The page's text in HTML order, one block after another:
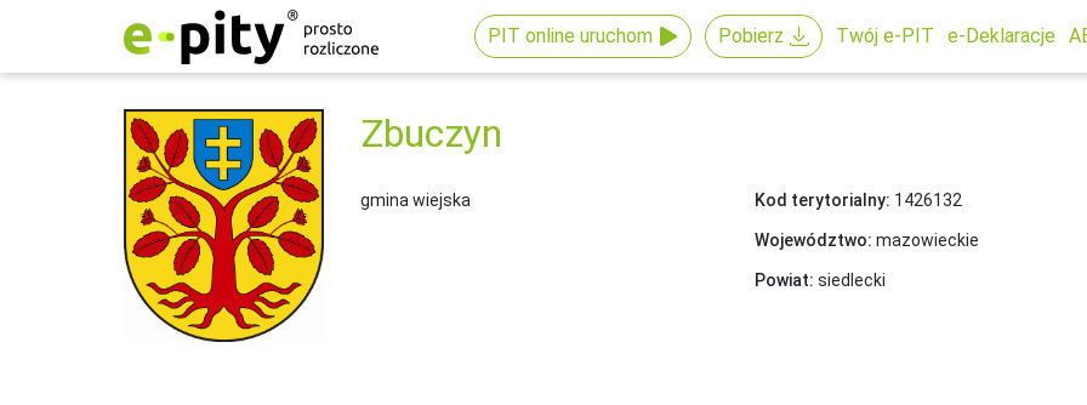
PIT online uruchom Pobierz Twój e-PIT e-Deklaracje
Zbuczyn
gmina wiejska Kod terytorialny: 1426132
Województwo: mazowieckie
Powiat: siedlecki